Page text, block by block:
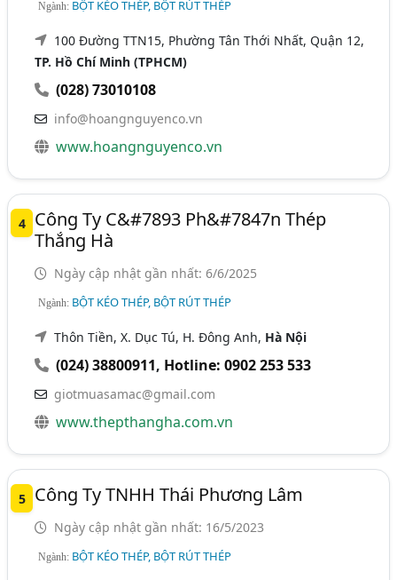
Ngành: BỘT KÉO THÉP, BỘT RÚT THÉP
100 Đường TTN15, Phường Tân Thới Nhất, Quận 12,
TP. Hồ Chí Minh (TPHCM)
(028) 73010108
info@hoangnguyenco.vn
www.hoangnguyenco.vn
4
Công Ty C&#7893 Ph&#7847n Thép
Thắng Hà
Ngày cập nhật gần nhất: 6/6/2025
Ngành: BỘT KÉO THÉP, BỘT RÚT THÉP
Thôn Tiền, X. Dục Tú, H. Đông Anh, Hà Nội
(024) 38800911, Hotline: 0902 253 533
giotmuasamac@gmail.com
www.thepthangha.com.vn
5 Công Ty TNHH Thái Phương Lâm
Ngày cập nhật gần nhất: 16/5/2023
Ngành: BỘT KÉO THÉP, BỘT RÚT THÉP